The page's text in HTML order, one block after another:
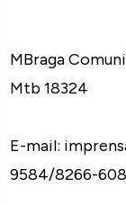
MBraga
Mtb 18324
E-mail:
9584/8266-